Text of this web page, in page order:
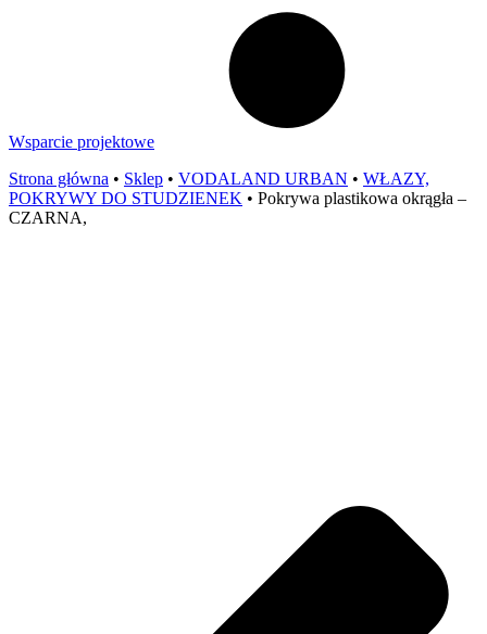
Wsparcie projektowe
Strona główna • Sklep • VODALAND URBAN • WŁAZY,
POKRYWY DO STUDZIENEK • Pokrywa plastikowa okrągła –
CZARNA,